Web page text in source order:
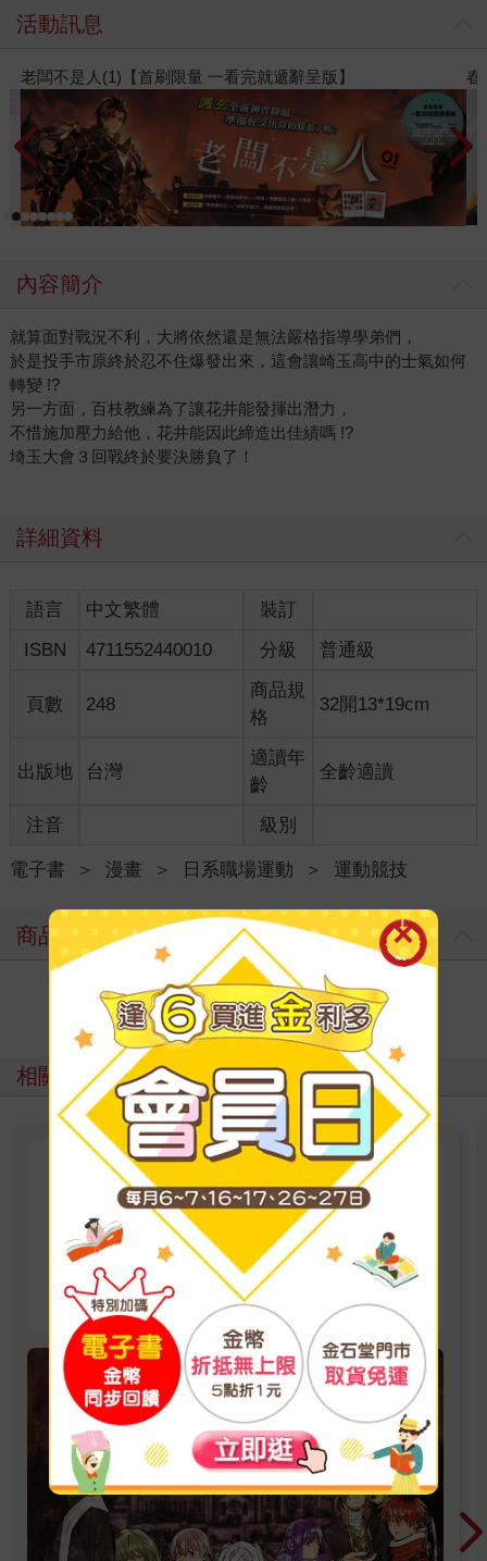
活動訊息
春光ｘ奇幻基地｜全書系展
內容簡介
就算面對戰況不利，大將依然還是無法嚴格指導學弟們，
於是投手市原終於忍不住爆發出來，這會讓崎玉高中的士氣如何
轉變 !?
另一方面，百枝教練為了讓花井能發揮出潛力，
不惜施加壓力給他，花井能因此締造出佳績嗎 !?
埼玉大會３回戰終於要決勝負了！
詳細資料
語言 中文繁體
裝訂
ISBN
4711552440010 分級 普通級
頁數 248
商品規
格
32開13*19cm
出版地 台灣
適讀年
齡
全齡適讀
注音 級別
電子書 ＞ 漫畫 ＞ 日系職場運動 ＞ 運動競技
商品評價
寫評價
相關主題
葬送的芙莉蓮
粉絲必收！葬送的芙莉蓮最新漫畫與周邊❤️動畫
第二季2026年好評熱播中🎬
看更多